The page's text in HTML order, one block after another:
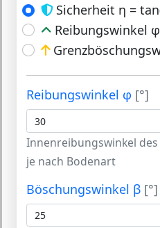
Sicherheit η =
Reibungswinkel
Reibungswinkel φ [°]
Innenreibungswinkel des
je nach Bodenart
Böschungswinkel β [°]